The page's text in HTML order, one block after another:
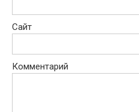
Сайт
Комментарий